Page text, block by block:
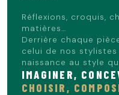
Réflexions, croquis,
matières…
Derrière chaque
celui de nos
naissance au style
IMAGINER,
CHOISIR,